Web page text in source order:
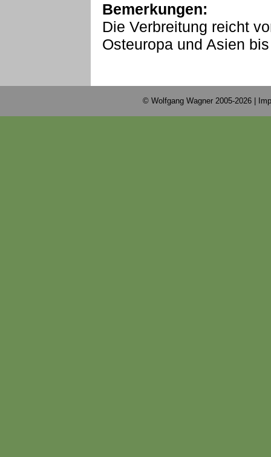
Bemerkungen:
Die Verbreitung reicht
Osteuropa und Asien
© Wolfgang Wagner 2005-2026 |